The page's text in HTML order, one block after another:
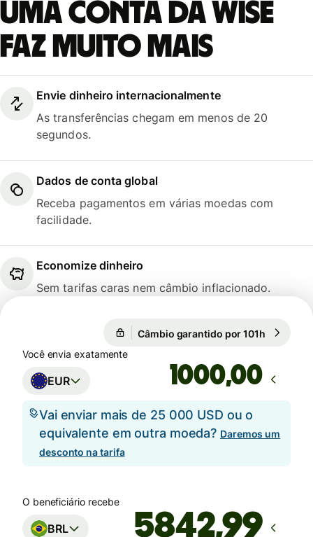
Uma conta da Wise
faz muito mais
Envie dinheiro internacionalmente
As transferências chegam em menos de 20
segundos.
Dados de conta global
Receba pagamentos em várias moedas com
facilidade.
Economize dinheiro
Sem tarifas caras nem câmbio inflacionado.
Câmbio garantido por 101h
Você envia exatamente
EUR ,00
Vai enviar mais de 25 000 USD ou o
equivalente em outra moeda? Daremos um
desconto na tarifa
O beneficiário recebe
BRL